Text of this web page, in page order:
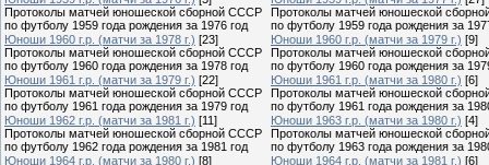
Протоколы матчей юношеской сборной СССР
по футболу 1959 года рождения за 1976 год
Протоколы матчей юношеской
по футболу 1959 года рождения за
Юноши 1960 г.р. (матчи за 1978 г.) [23]
Протоколы матчей юношеской сборной СССР
по футболу 1960 года рождения за 1978 год
Юноши 1960 г.р. (матчи за 1979 г.) [9]
Протоколы матчей юношеской
по футболу 1960 года рождения за
Юноши 1961 г.р. (матчи за 1979 г.) [22]
Протоколы матчей юношеской сборной СССР
по футболу 1961 года рождения за 1979 год
Юноши 1961 г.р. (матчи за 1980 г.) [6]
Протоколы матчей юношеской
по футболу 1961 года рождения за
Юноши 1962 г.р. (матчи за 1981 г.) [11]
Протоколы матчей юношеской сборной СССР
по футболу 1962 года рождения за 1981 год
Юноши 1963 г.р. (матчи за 1980 г.) [4]
Протоколы матчей юношеской
по футболу 1963 года рождения за
Юноши 1964 г.р. (матчи за 1980 г.) [8]
Юноши 1964 г.р. (матчи за 1981 г.) [6]